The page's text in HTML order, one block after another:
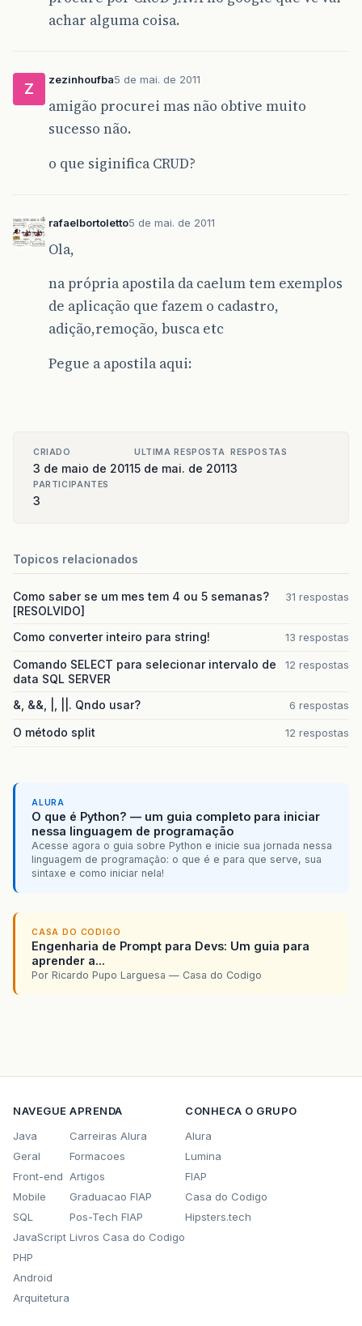
achar alguma coisa.
Z
zezinhoufba5 de mai. de 2011
amigão procurei mas não obtive muito
sucesso não.
o que siginifica CRUD?
rafaelbortoletto5 de mai. de 2011
Ola,
na própria apostila da caelum tem exemplos
de aplicação que fazem o cadastro,
adição,remoção, busca etc
Pegue a apostila aqui:
CRIADO
3 de maio de 2011
ULTIMA RESPOSTA
5 de mai. de 2011
RESPOSTAS
3
PARTICIPANTES
3
Topicos relacionados
Como saber se um mes tem 4 ou 5 semanas?
[RESOLVIDO]
31 respostas
Como converter inteiro para string! 13 respostas
Comando SELECT para selecionar intervalo de
data SQL SERVER
12 respostas
&, &&, |, ||. Qndo usar? 6 respostas
O método split 12 respostas
ALURA
O que é Python? — um guia completo para iniciar
nessa linguagem de programação
Acesse agora o guia sobre Python e inicie sua jornada nessa
linguagem de programação: o que é e para que serve, sua
sintaxe e como iniciar nela!
CASA DO CODIGO
Engenharia de Prompt para Devs: Um guia para
aprender a...
Por Ricardo Pupo Larguesa — Casa do Codigo
NAVEGUE
Java
Geral
Front-end
Mobile
SQL
JavaScript
PHP
Android
Arquitetura
APRENDA
Carreiras Alura
Formacoes
Artigos
Graduacao FIAP
Pos-Tech FIAP
Livros Casa do Codigo
CONHECA O GRUPO
Alura
Lumina
FIAP
Casa do Codigo
Hipsters.tech